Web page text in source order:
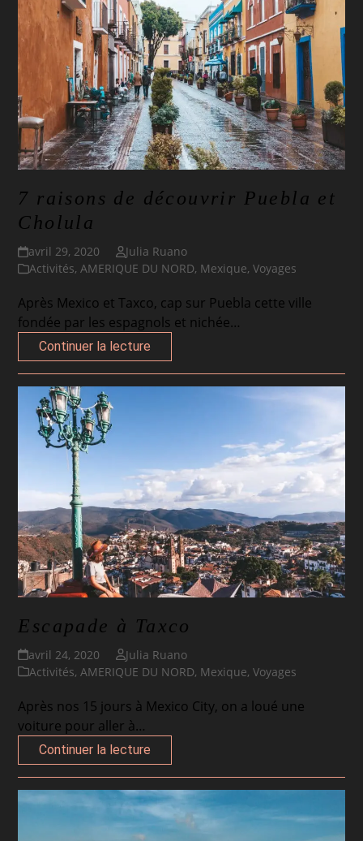
7 raisons de découvrir Puebla et
Cholula
avril 29, 2020
Julia Ruano
Activités,AMERIQUE DU NORD, Mexique,Voyages
Après Mexico et Taxco, cap sur Puebla cette ville
fondée par les espagnols et nichée…
Continuer la lecture
Escapade à Taxco
avril 24, 2020
Julia Ruano
Activités,AMERIQUE DU NORD, Mexique,Voyages
Après nos 15 jours à Mexico City, on a loué une
voiture pour aller à…
Continuer la lecture